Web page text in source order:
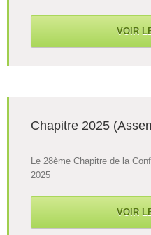
VOIR
Chapitre 2025
Le 28ème Chapitre de la
2025
VOIR